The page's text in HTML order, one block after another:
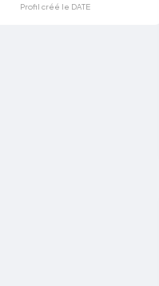
Profil créé le DATE